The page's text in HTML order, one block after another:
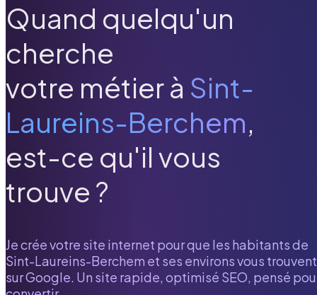
Quand quelqu'un
cherche
votre métier à Sint-
Laureins-Berchem,
est-ce qu'il vous
trouve ?
Je crée votre site internet pour que les habitants de
Sint-Laureins-Berchem et ses environs vous trouvent
sur Google. Un site rapide, optimisé SEO, pensé